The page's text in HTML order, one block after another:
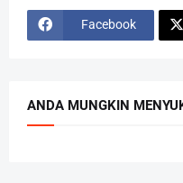
Facebook
ANDA MUNGKIN